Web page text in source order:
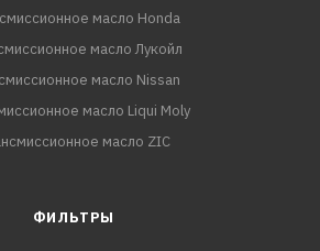
масло Honda
масло Лукойл
масло Nissan
масло Liqui Moly
масло ZIC
ФИЛЬТРЫ